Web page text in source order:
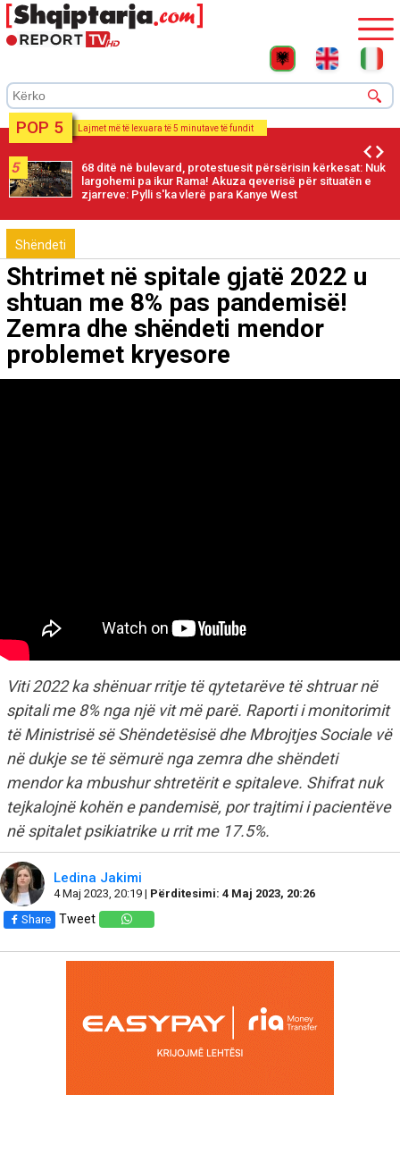
POP 5 Lajmet më të lexuara të 5 minutave të fundit
5
68 ditë në bulevard, protestuesit përsërisin kërkesat: Nuk
largohemi pa ikur Rama! Akuza qeverisë për situatën e
zjarreve: Pylli s'ka vlerë para Kanye West
Shëndeti
Shtrimet në spitale gjatë 2022 u
shtuan me 8% pas pandemisë!
Zemra dhe shëndeti mendor
problemet kryesore
Viti 2022 ka shënuar rritje të qytetarëve të shtruar në
spitali me 8% nga një vit më parë. Raporti i monitorimit
të Ministrisë së Shëndetësisë dhe Mbrojtjes Sociale vë
në dukje se të sëmurë nga zemra dhe shëndeti
mendor ka mbushur shtretërit e spitaleve. Shifrat nuk
tejkalojnë kohën e pandemisë, por trajtimi i pacientëve
në spitalet psikiatrike u rrit me 17.5%.
Ledina Jakimi
4 Maj 2023, 20:19 | Përditesimi: 4 Maj 2023, 20:26
Share Tweet